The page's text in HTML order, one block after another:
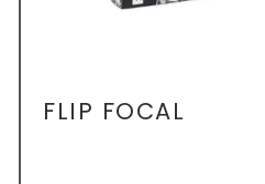
FLIP FOCAL